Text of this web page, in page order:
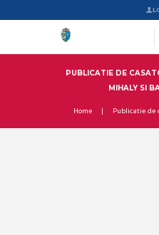
PUBLICATIE DE
MIHALY SI
Home Publicatie de